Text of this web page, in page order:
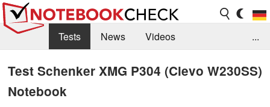
Tests News
Videos
Kaufberatung
...
Test Schenker XMG P304 (Clevo W230SS)
Notebook